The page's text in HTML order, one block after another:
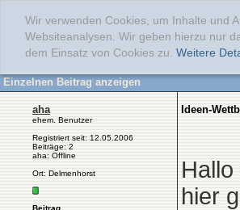
Wir verwenden Cookies, um Inhalte und
Websiteanalysen. Wir geben hierzu nur
dem Einsatz von Cookies zu. Weitere
Einzelnen Beitrag anzeigen
aha
ehem. Benutzer
Registriert seit: 12.05.2006
Beiträge: 2
aha: Offline
Ort: Delmenhorst
Beitrag
Ideen-
Hallo
hier